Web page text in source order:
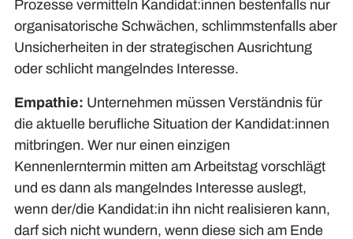
Prozesse vermitteln Kandidat:innen bestenfalls nur
organisatorische Schwächen, schlimmstenfalls aber
Unsicherheiten in der strategischen Ausrichtung
oder schlicht mangelndes Interesse.
Empathie: Unternehmen müssen Verständnis für
die aktuelle berufliche Situation der Kandidat:innen
mitbringen. Wer nur einen einzigen
Kennenlerntermin mitten am Arbeitstag vorschlägt
und es dann als mangelndes Interesse auslegt,
wenn der/die Kandidat:in ihn nicht realisieren kann,
darf sich nicht wundern, wenn diese sich am Ende